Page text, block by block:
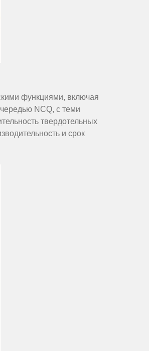
функциями, включая
NCQ, с теми
твердотельных
и срок